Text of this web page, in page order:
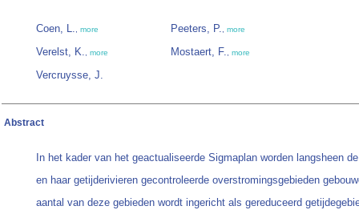
Coen, L., more
Verelst, K., more
Vercruysse, J.
Peeters, P., more
Mostaert, F., more
Abstract
In het kader van het geactualiseerde Sigmaplan worden langsheen
en haar getijderivieren gecontroleerde overstromingsgebieden
aantal van deze gebieden wordt ingericht als gereduceerd